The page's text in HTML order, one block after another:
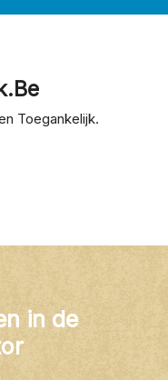
Toegankelijk.
in de